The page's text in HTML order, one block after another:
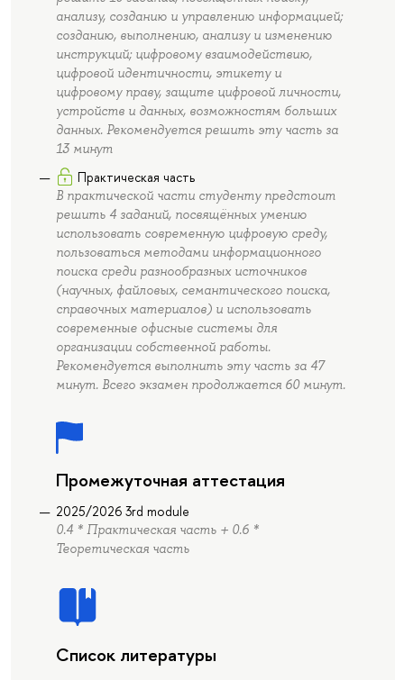
анализу, созданию и управлению информацией;
созданию, выполнению, анализу и изменению
инструкций; цифровому взаимодействию,
цифровой идентичности, этикету и
цифровому праву, защите цифровой личности,
устройств и данных, возможностям больших
данных. Рекомендуется решить эту часть за
13 минут
Практическая часть
В практической части студенту предстоит
решить 4 заданий, посвящённых умению
использовать современную цифровую среду,
пользоваться методами информационного
поиска среди разнообразных источников
(научных, файловых, семантического поиска,
справочных материалов) и использовать
современные офисные системы для
организации собственной работы.
Рекомендуется выполнить эту часть за 47
минут. Всего экзамен продолжается 60 минут.
Промежуточная аттестация
2025/2026 3rd module
0.4 * Практическая часть + 0.6 *
Теоретическая часть
Список литературы